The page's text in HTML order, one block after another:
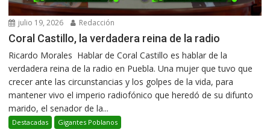
julio 19, 2026 Redacción
Coral Castillo, la verdadera reina de la radio
Ricardo Morales Hablar de Coral Castillo es hablar de la
verdadera reina de la radio en Puebla. Una mujer que tuvo que
crecer ante las circunstancias y los golpes de la vida, para
mantener vivo el imperio radiofónico que heredó de su difunto
marido, el senador de la...
Destacadas Gigantes Poblanos